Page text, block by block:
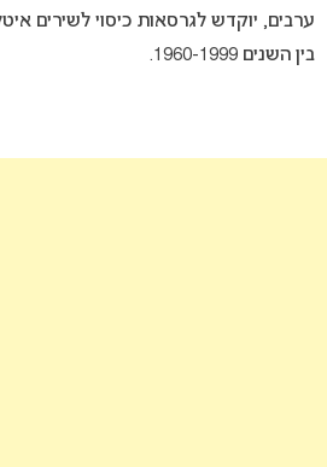
ערבים, יוקדש לגרסאות כיסוי לשירים
בין השנים 1960-1999.